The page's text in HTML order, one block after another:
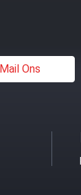
Mail Ons